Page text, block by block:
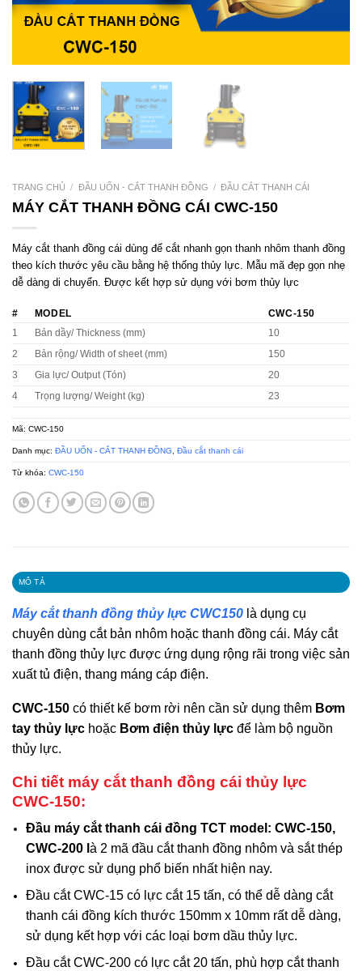
TRANG CHỦ / ĐẦU UỐN - CẮT THANH ĐỒNG / ĐẦU CẮT THANH CÁI
MÁY CẮT THANH ĐỒNG CÁI CWC-150
Máy cắt thanh đồng cái dùng để cắt nhanh gọn thanh nhôm thanh đồng
theo kích thước yêu cầu bằng hệ thống thủy lực. Mẫu mã đẹp gọn nhẹ
dễ dàng di chuyển. Được kết hợp sử dụng với bơm thủy lực
# MODEL
CWC-150
1
Bản dầy/ Thickness (mm)
10
2
Bản rộng/ Width of sheet (mm)
150
3
Gia lực/ Output (Tón)
20
4
Trọng lượng/ Weight (kg) 23
Mã: CWC-150
Danh mục: ĐẦU UỐN - CẮT THANH ĐỒNG Đầu cắt thanh cái
Từ khóa: CWC-150
MÔ TẢ
Máy cắt thanh đồng thủy lực CWC150 là dụng cụ
chuyên dùng cắt bản nhôm hoặc thanh đồng cái. Máy cắt
thanh đồng thủy lực được ứng dụng rộng rãi trong việc sản
xuất tủ điện, thang máng cáp điện.
CWC-150 có thiết kế bơm rời nên cần sử dụng thêm Bơm
tay thủy lực hoặc Bơm điện thủy lực để làm bộ nguồn
thủy lực.
Chi tiết máy cắt thanh đồng cái thủy lực
CWC-150:
Đầu máy cắt thanh cái đồng TCT model: CWC-150,
CWC-200 là 2 mã đầu cắt thanh đồng nhôm và sắt thép
inox được sử dụng phổ biến nhất hiện nay.
Đầu cắt CWC-15 có lực cắt 15 tấn, có thể dễ dàng cắt
thanh cái đồng kích thước 150mm x 10mm rất dễ dàng,
sử dụng kết hợp với các loại bơm dầu thủy lực.
Đầu cắt CWC-200 có lực cắt 20 tấn, phù hợp cắt thanh